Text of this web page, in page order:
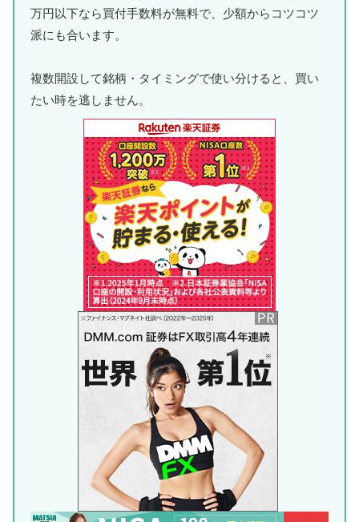
万円以下なら買付手数料が無料で、少額からコツコツ
派にも合います。
複数開設して銘柄・タイミングで使い分けると、買い
たい時を逃しません。